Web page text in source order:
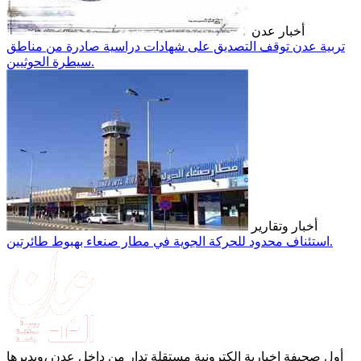
أخبار عدن
تربية عدن توقف التصديق على شهادات دراسية صادرة من مناطق
سيطرة الحوثيين.
أخبار وتقارير
استئناف محدود للحركة الجوية في مطار صنعاء بهبوط طائرتين.
أول صحيفة إخبارية الكترونية مستقلة تدار من داخل عدن ،ويديرها